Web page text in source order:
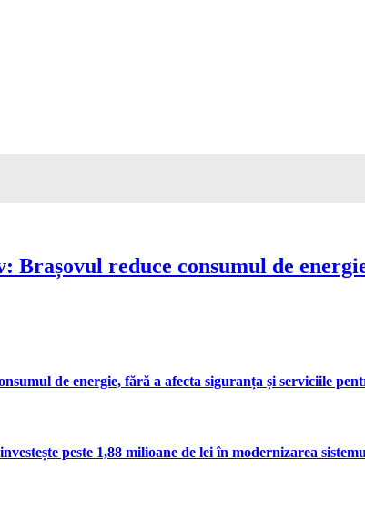
reduce consumul de
de energie, fără a afecta siguranța și serviciile
peste 1,88 milioane de lei în modernizarea